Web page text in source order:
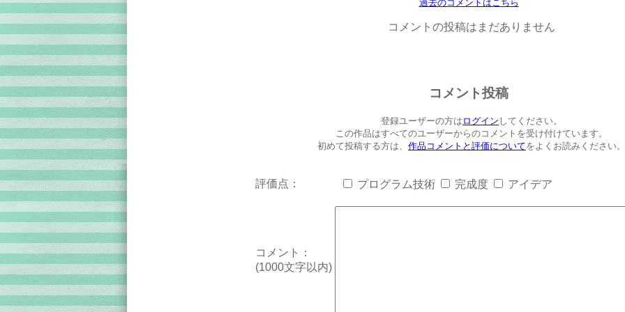
過去のコメントはこちら
コメントの投稿はまだありません
コメント投稿
登録ユーザーの方は ログイン してください。
この作品はすべてのユーザーからのコメントを受け付けています。
初めて投稿する方は、 作品コメントと評価についてをよくお読みください。
評価点： プログラム技術 完成度 アイデア
コメント：
(1000文字以内)